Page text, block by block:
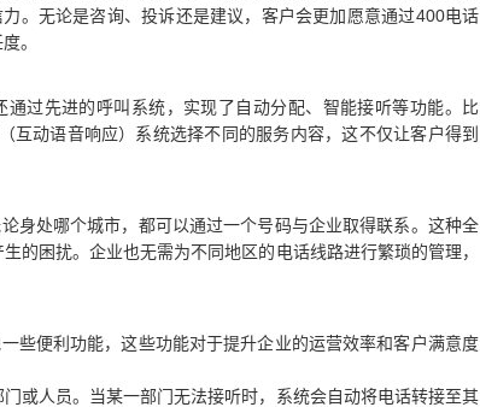
。无论是咨询、投诉还是建议，客户会更加愿意通过400电话
。
过先进的呼叫系统，实现了自动分配、智能接听等功能。比
互动语音响应）系统选择不同的服务内容，这不仅让客户得到
身处哪个城市，都可以通过一个号码与企业取得联系。这种全
的困扰。企业也无需为不同地区的电话线路进行繁琐的管理，
些便利功能，这些功能对于提升企业的运营效率和客户满意度
或人员。当某一部门无法接听时，系统会自动将电话转接至其